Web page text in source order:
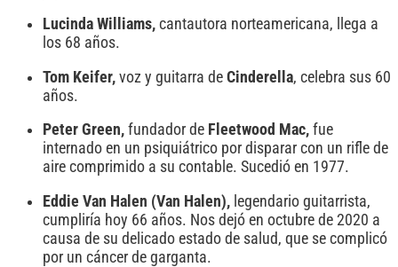
Lucinda Williams, cantautora norteamericana, llega a
los 68 años.
Tom Keifer, voz y guitarra de Cinderella, celebra sus 60
años.
Peter Green, fundador de Fleetwood Mac, fue
internado en un psiquiátrico por disparar con un rifle de
aire comprimido a su contable. Sucedió en 1977.
Eddie Van Halen (Van Halen), legendario guitarrista,
cumpliría hoy 66 años. Nos dejó en octubre de 2020 a
causa de su delicado estado de salud, que se complicó
por un cáncer de garganta.